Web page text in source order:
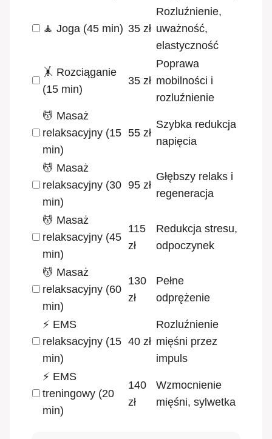
🧘 Joga (45 min) 35 zł
Rozluźnienie,
uważność,
elastyczność
🤸 Rozciąganie
(15 min)
35 zł
Poprawa
mobilności i
rozluźnienie
💆 Masaż
relaksacyjny (15
min)
55 zł
Szybka redukcja
napięcia
💆 Masaż
relaksacyjny (30
min)
95 zł
Głębszy relaks i
regeneracja
💆 Masaż
relaksacyjny (45
min)
115
zł
Redukcja stresu,
odpoczynek
💆 Masaż
relaksacyjny (60
min)
130
zł
Pełne
odprężenie
⚡ EMS
relaksacyjny (15
min)
40 zł
Rozluźnienie
mięśni przez
impuls
⚡ EMS
treningowy (20
min)
140
zł
Wzmocnienie
mięśni, sylwetka